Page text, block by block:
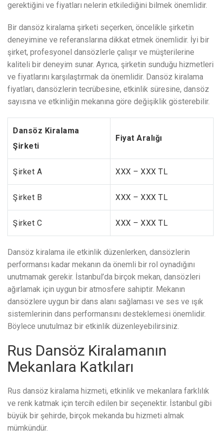
gerektiğini ve fiyatları nelerin etkilediğini bilmek önemlidir.
Bir dansöz kiralama şirketi seçerken, öncelikle şirketin
deneyimine ve referanslarına dikkat etmek önemlidir. İyi bir
şirket, profesyonel dansözlerle çalışır ve müşterilerine
kaliteli bir deneyim sunar. Ayrıca, şirketin sunduğu hizmetleri
ve fiyatlarını karşılaştırmak da önemlidir. Dansöz kiralama
fiyatları, dansözlerin tecrübesine, etkinlik süresine, dansöz
sayısına ve etkinliğin mekanına göre değişiklik gösterebilir.
Dansöz Kiralama
Şirketi
Fiyat Aralığı
Şirket A XXX – XXX TL
Şirket B XXX – XXX TL
Şirket C XXX – XXX TL
Dansöz kiralama ile etkinlik düzenlerken, dansözlerin
performansı kadar mekanın da önemli bir rol oynadığını
unutmamak gerekir. İstanbul’da birçok mekan, dansözleri
ağırlamak için uygun bir atmosfere sahiptir. Mekanın
dansözlere uygun bir dans alanı sağlaması ve ses ve ışık
sistemlerinin dans performansını desteklemesi önemlidir.
Böylece unutulmaz bir etkinlik düzenleyebilirsiniz.
Rus Dansöz Kiralamanın
Mekanlara Katkıları
Rus dansöz kiralama hizmeti, etkinlik ve mekanlara farklılık
ve renk katmak için tercih edilen bir seçenektir. İstanbul gibi
büyük bir şehirde, birçok mekanda bu hizmeti almak
mümkündür.